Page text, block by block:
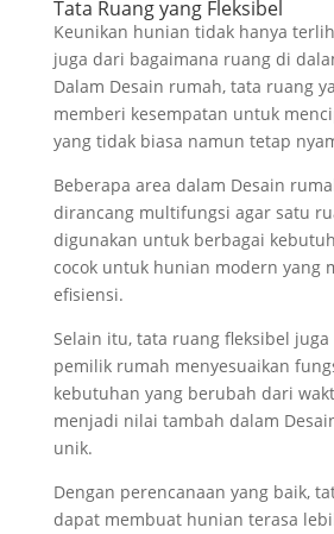
Tata Ruang yang Fleksibel
Keunikan hunian tidak hanya
juga dari bagaimana ruang di
Dalam Desain rumah, tata ruang
memberi kesempatan untuk
yang tidak biasa namun tetap
Beberapa area dalam Desain
dirancang multifungsi agar satu
digunakan untuk berbagai
cocok untuk hunian modern yang
efisiensi.
Selain itu, tata ruang fleksibel
pemilik rumah menyesuaikan
kebutuhan yang berubah dari
menjadi nilai tambah dalam
unik.
Dengan perencanaan yang baik,
dapat membuat hunian terasa